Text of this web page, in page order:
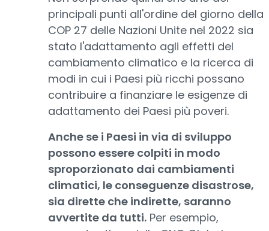
principali punti all'ordine del giorno della
COP 27 delle Nazioni Unite nel 2022 sia
stato l'adattamento agli effetti del
cambiamento climatico e la ricerca di
modi in cui i Paesi più ricchi possano
contribuire a finanziare le esigenze di
adattamento dei Paesi più poveri.
Anche se i Paesi in via di sviluppo
possono essere colpiti in modo
sproporzionato dai cambiamenti
climatici, le conseguenze disastrose,
sia dirette che indirette, saranno
avvertite da tutti. Per esempio,